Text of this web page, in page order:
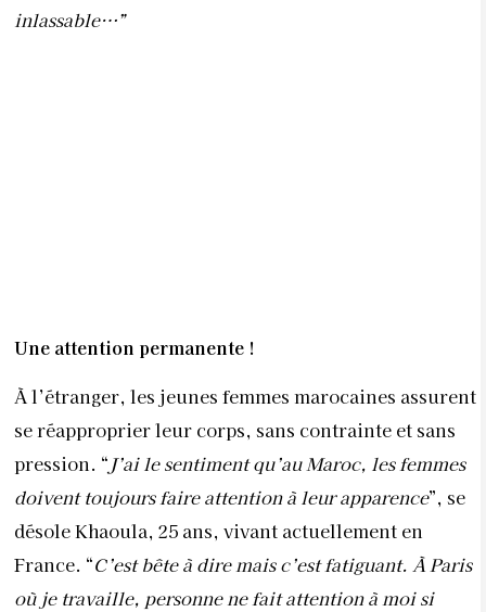
inlassable…”
où je travaille, personne ne fait attention à moi si
peux tout simplement être moi, avec mes émotions et
mes envies du jour!” Pour elle et tant de jeunes
femmes marocaines installées désormais à
l’étranger, les injonctions sociétales pèsent. La gent
féminine en a assez. “Pourquoi avons-nous autant de
contraintes et de charges sur le dos ?”, interpelle
Aicha. “Au Maroc, j’avais l’impression de vivre dans